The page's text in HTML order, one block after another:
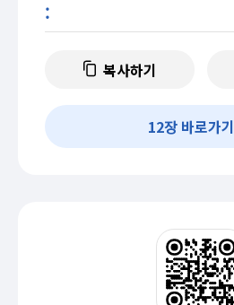
:
복사하기
12장 바로가기